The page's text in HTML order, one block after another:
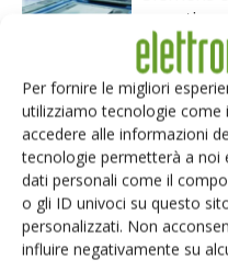
Per fornire le migliori
utilizziamo tecnologie
accedere alle informazioni
tecnologie permetterà a noi
dati personali come il
o gli ID univoci su questo
personalizzati. Non
influire negativamente su
agentica
LASCIA UN COMMENTO